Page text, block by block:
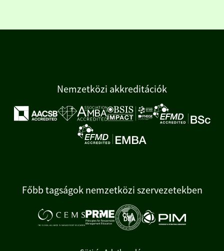
Nemzetközi akkreditációk
Főbb tagságok nemzetközi szervezetekben